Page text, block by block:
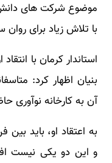
موضوع شرکت های
با تلاش زیاد برای
استاندار کرمان با
بنیان اظهار کرد:
آن به کارخانه نوآوری
به اعتقاد او، باید
و این دو یکی نیست